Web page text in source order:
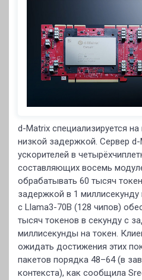
d-Matrix специализируется
низкой задержкой. Сервер
ускорителей в
составляющих восемь
обрабатывать 60 тысяч
задержкой в 1
с Llama3-70B (128 чипов)
тысяч токенов в секунду с
миллисекунды на токен.
ожидать достижения этих
пакетов порядка 48–64 (в
контекста), как сообщила